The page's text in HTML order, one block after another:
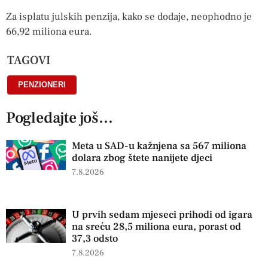
Za isplatu julskih penzija, kako se dodaje, neophodno je
66,92 miliona eura.
TAGOVI
PENZIONERI
Pogledajte još...
Meta u SAD-u kažnjena sa 567 miliona
dolara zbog štete nanijete djeci
7.8.2026
U prvih sedam mjeseci prihodi od igara
na sreću 28,5 miliona eura, porast od
37,3 odsto
7.8.2026